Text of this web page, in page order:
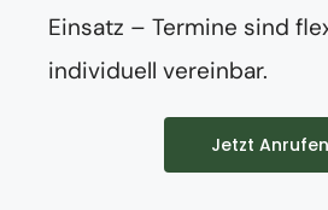
Einsatz – Termine sind
individuell vereinbar.
Jetzt Anrufen